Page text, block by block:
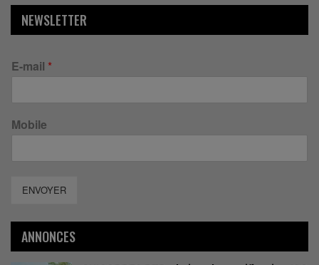
NEWSLETTER
E-mail *
Mobile
ENVOYER
ANNONCES